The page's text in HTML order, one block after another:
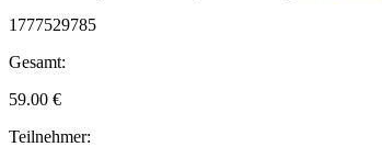
1777529785
Gesamt:
59.00 €
Teilnehmer: